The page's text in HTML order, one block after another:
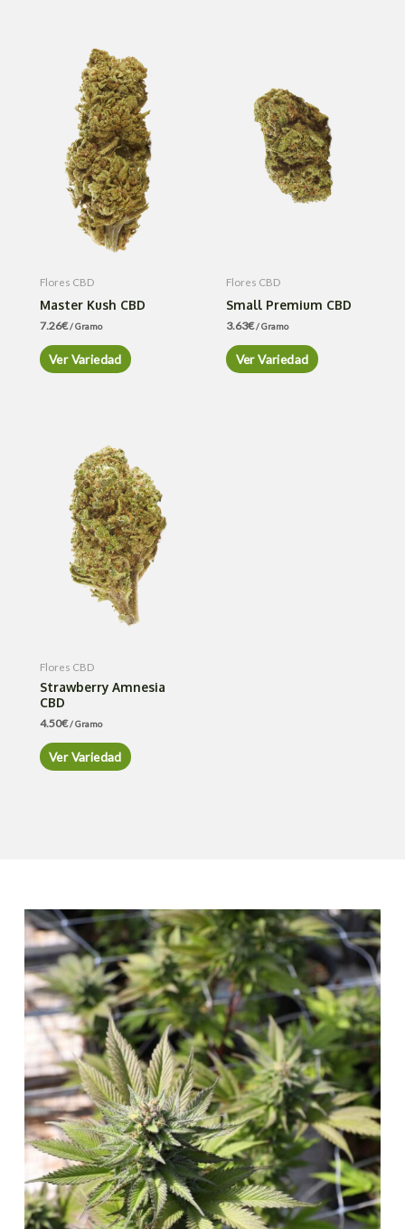
Flores CBD
Master Kush CBD
7.26€/ Gramo
Ver Variedad
Flores CBD
Small Premium CBD
3.63€/ Gramo
Ver Variedad
Flores CBD
Strawberry Amnesia
CBD
4.50€/ Gramo
Ver Variedad